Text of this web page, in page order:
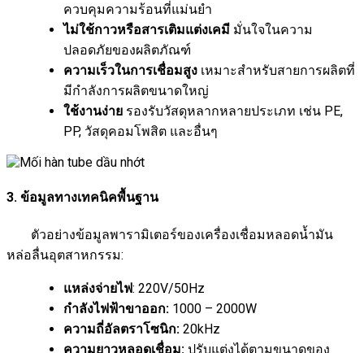
ควบคุมความร้อนที่แม่นยำ
ไม่ใช้กาวหรือสารเติมแต่งเคมี มั่นใจในความ
ปลอดภัยของผลิตภัณฑ์
ความเร็วในการเชื่อมสูง เหมาะสำหรับสายการผลิตที่
มีกำลังการผลิตขนาดใหญ่
ใช้งานง่าย รองรับวัสดุหลากหลายประเภท เช่น PE,
PP, วัสดุคอมโพสิต และอื่นๆ
3. ข้อมูลทางเทคนิคพื้นฐาน
ตัวอย่างข้อมูลพารามิเตอร์ของเครื่องเชื่อมหลอดน้ำมัน
หล่อลื่นอุตสาหกรรม:
แหล่งจ่ายไฟ: 220V/50Hz
กำลังไฟฟ้าขาออก: 1000 – 2000W
ความถี่อัลตราโซนิก: 20kHz
ความยาวหลอดเชื่อม: ปรับแต่งได้ตามขนาดของ